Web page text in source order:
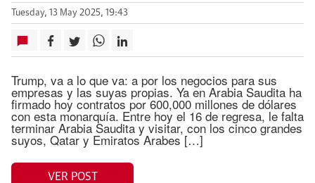
Tuesday, 13 May 2025, 19:43
Trump, va a lo que va: a por los negocios para sus
empresas y las suyas propias. Ya en Arabia Saudita ha
firmado hoy contratos por 600,000 millones de dólares
con esta monarquía. Entre hoy el 16 de regresa, le falta
terminar Arabia Saudita y visitar, con los cinco grandes
suyos, Qatar y Emiratos Arabes […]
VER POST